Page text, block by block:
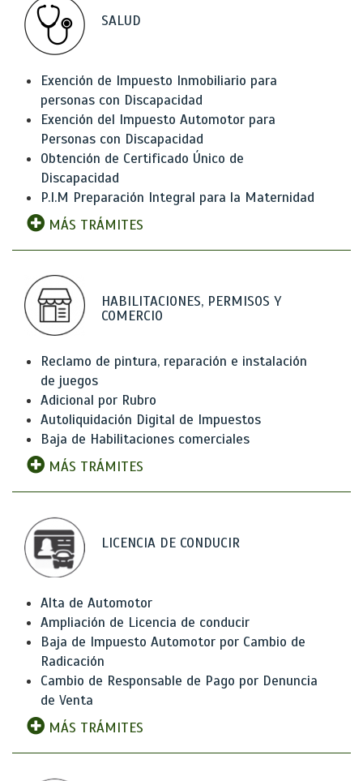
SALUD
Exención de Impuesto Inmobiliario para
personas con Discapacidad
Exención del Impuesto Automotor para
Personas con Discapacidad
Obtención de Certificado Único de
Discapacidad
P.I.M Preparación Integral para la Maternidad
MÁS TRÁMITES
HABILITACIONES, PERMISOS Y
COMERCIO
Reclamo de pintura, reparación e instalación
de juegos
Adicional por Rubro
Autoliquidación Digital de Impuestos
Baja de Habilitaciones comerciales
MÁS TRÁMITES
LICENCIA DE CONDUCIR
Alta de Automotor
Ampliación de Licencia de conducir
Baja de Impuesto Automotor por Cambio de
Radicación
Cambio de Responsable de Pago por Denuncia
de Venta
MÁS TRÁMITES